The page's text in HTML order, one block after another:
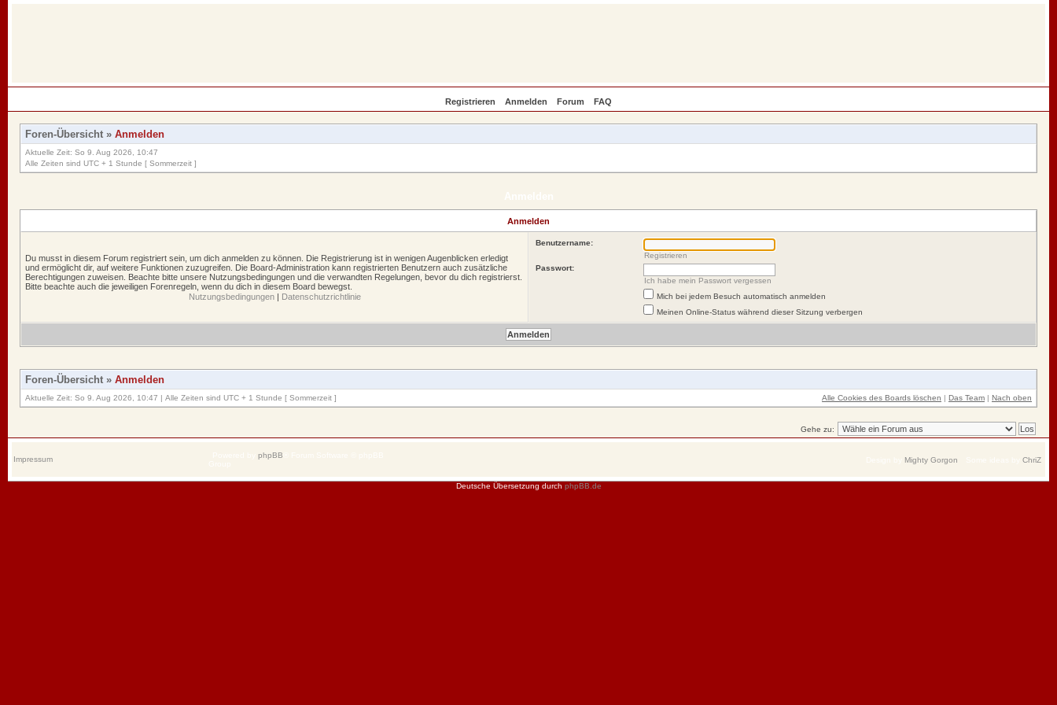
Registrieren Anmelden Forum FAQ
Foren-Übersicht » Anmelden
Aktuelle Zeit: So 9. Aug 2026, 10:47
Alle Zeiten sind UTC + 1 Stunde [ Sommerzeit ]
Anmelden
Du musst in diesem Forum registriert sein, um dich anmelden zu können. Die Registrierung ist in wenigen Augenblicken erledigt
und ermöglicht dir, auf weitere Funktionen zuzugreifen. Die Board-Administration kann registrierten Benutzern auch zusätzliche
Berechtigungen zuweisen. Beachte bitte unsere Nutzungsbedingungen und die verwandten Regelungen, bevor du dich registrierst.
Bitte beachte auch die jeweiligen Forenregeln, wenn du dich in diesem Board bewegst.
Nutzungsbedingungen| Datenschutzrichtlinie
Benutzername:
Registrieren
Passwort:
Ich habe mein Passwort vergessen
Mich bei jedem Besuch automatisch anmelden
Meinen Online-Status während dieser Sitzung verbergen
Foren-Übersicht » Anmelden
Aktuelle Zeit: So 9. Aug 2026, 10:47 | Alle Zeiten sind UTC + 1 Stunde [ Sommerzeit ] Alle Cookies des Boards löschen | Das Team | Nach oben
Gehe zu:
Impressum phpBB
Mighty Gorgon ChriZ
Deutsche Übersetzung durch phpBB.de